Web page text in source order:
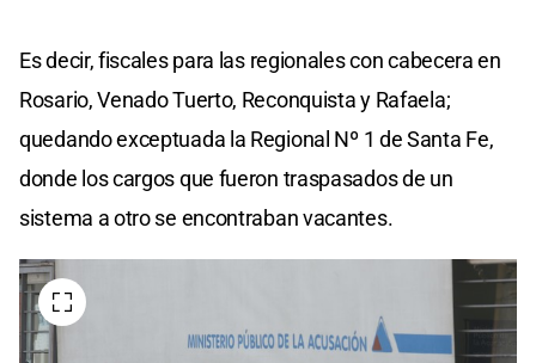
Es decir, fiscales para las regionales con cabecera en
Rosario, Venado Tuerto, Reconquista y Rafaela;
quedando exceptuada la Regional Nº 1 de Santa Fe,
donde los cargos que fueron traspasados de un
sistema a otro se encontraban vacantes.